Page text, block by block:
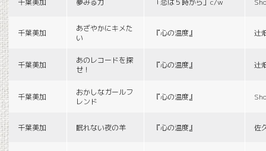
千葉美加 夢みる力 「恋は５時から」c/w
千葉美加
あざやかにキメた
い
『心の温度』 辻
千葉美加
あのレコードを探
せ！
『心の温度』 辻
千葉美加
おかしなガールフ
レンド
『心の温度』
千葉美加 眠れない夜の羊 『心の温度』 佐